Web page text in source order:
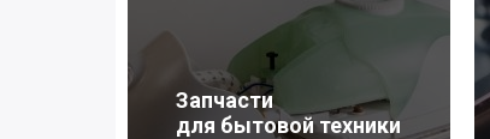
Запчасти
для бытовой техники